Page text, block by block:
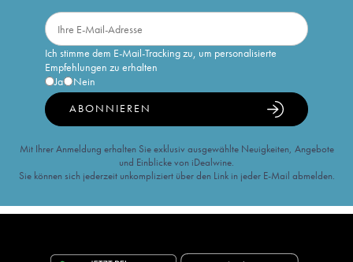
Ich stimme dem E-Mail-Tracking zu, um personalisierte
Empfehlungen zu erhalten
Ja
Nein
ABONNIEREN
Mit Ihrer Anmeldung erhalten Sie exklusiv ausgewählte Neuigkeiten, Angebote
und Einblicke von iDealwine.
Sie können sich jederzeit unkompliziert über den Link in jeder E-Mail abmelden.